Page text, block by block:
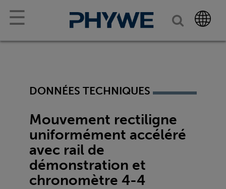
☰
DONNÉES TECHNIQUES
Mouvement rectiligne
uniformément accéléré
avec rail de
démonstration et
chronomètre 4-4